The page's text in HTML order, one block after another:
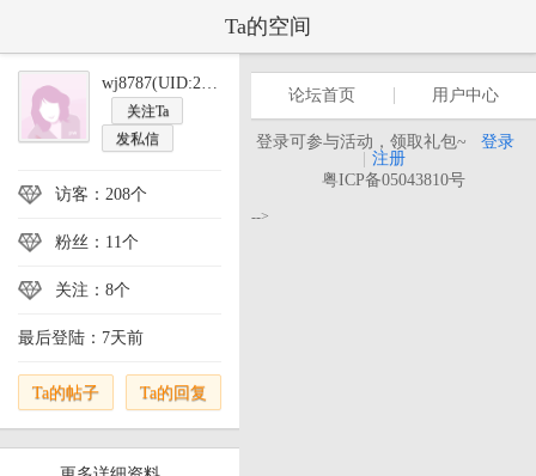
Ta的空间
wj8787(UID:25523)
关注Ta
发私信
访客：208个
粉丝：11个
关注：8个
最后登陆：7天前
Ta的帖子 Ta的回复
论坛首页 用户中心
登录可参与活动，领取礼包~
登录
注册
粤ICP备05043810号
-->